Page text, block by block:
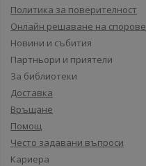
Политика за поверителност
Онлайн решаване на спорове
Новини и събития
Партньори и приятели
За библиотеки
Доставка
Връщане
Помощ
Често задавани въпроси
Кариера